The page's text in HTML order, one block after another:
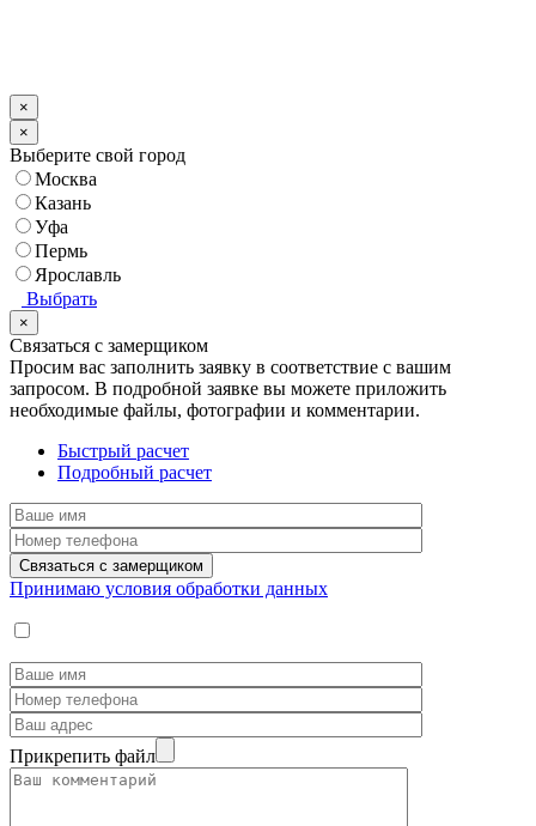
×
×
Выберите свой город
Москва
Казань
Уфа
Пермь
Ярославль
Выбрать
×
Связаться с замерщиком
Просим вас заполнить заявку в соответствие с вашим
запросом. В подробной заявке вы можете приложить
необходимые файлы, фотографии и комментарии.
Быстрый расчет
Подробный расчет
Принимаю условия обработки данных
Прикрепить файл